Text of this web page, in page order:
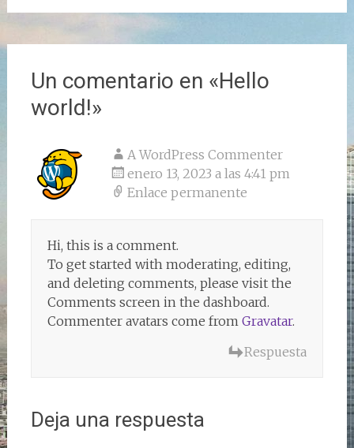
Un comentario en «Hello
world!»
A WordPress Commenter
enero 13, 2023 a las 4:41 pm
Enlace permanente
Hi, this is a comment.
To get started with moderating, editing,
and deleting comments, please visit the
Comments screen in the dashboard.
Commenter avatars come from Gravatar.
Respuesta
Deja una respuesta